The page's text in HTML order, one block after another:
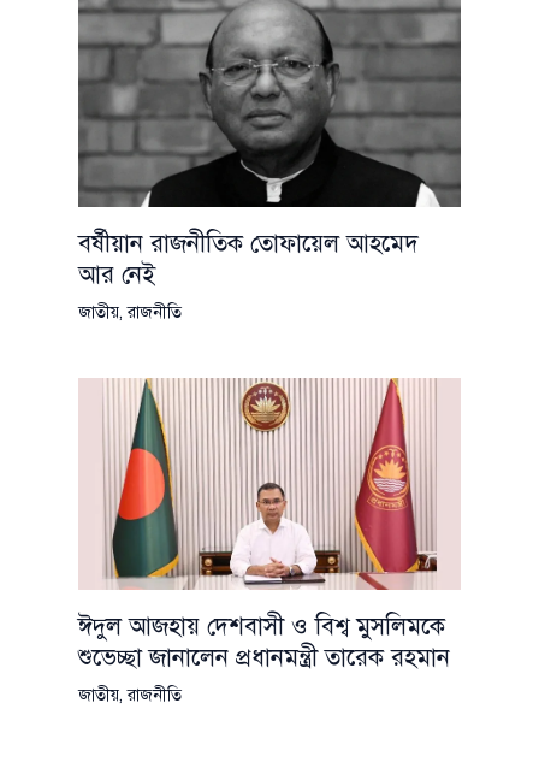
বর্ষীয়ান রাজনীতিক তোফায়েল আহমেদ
আর নেই
জাতীয়,রাজনীতি
ঈদুল আজহায় দেশবাসী ও বিশ্ব মুসলিমকে
শুভেচ্ছা জানালেন প্রধানমন্ত্রী তারেক রহমান
জাতীয়,রাজনীতি